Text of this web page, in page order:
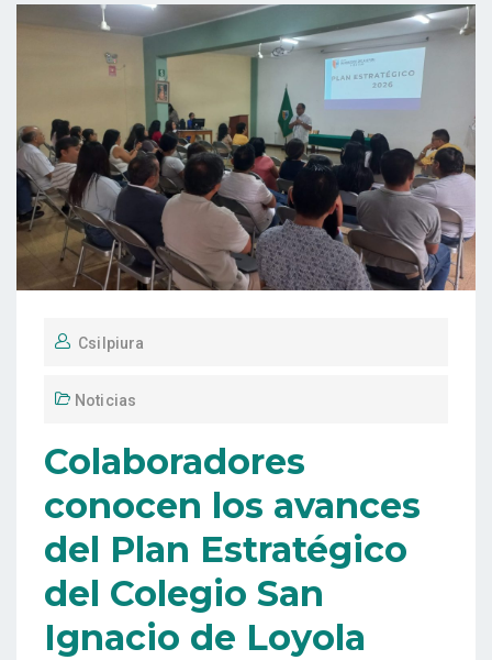
Csilpiura
Noticias
Colaboradores
conocen los avances
del Plan Estratégico
del Colegio San
Ignacio de Loyola